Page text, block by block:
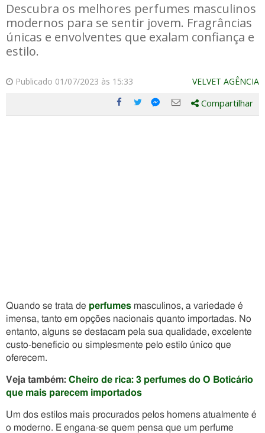
Descubra os melhores perfumes masculinos
modernos para se sentir jovem. Fragrâncias
únicas e envolventes que exalam confiança e
estilo.
Publicado 01/07/2023 às 15:33 VELVET AGÊNCIA
Compartilhe
Compartilhe
Compartilhe
Compartilhe
Compartilhar
Quando se trata de perfumes masculinos, a variedade é
imensa, tanto em opções nacionais quanto importadas. No
entanto, alguns se destacam pela sua qualidade, excelente
custo-benefício ou simplesmente pelo estilo único que
oferecem.
Veja também: Cheiro de rica: 3 perfumes do O Boticário
que mais parecem importados
Um dos estilos mais procurados pelos homens atualmente é
o moderno. E engana-se quem pensa que um perfume